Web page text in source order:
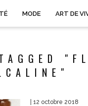
MODE ART DE
| 12 octobre 2018